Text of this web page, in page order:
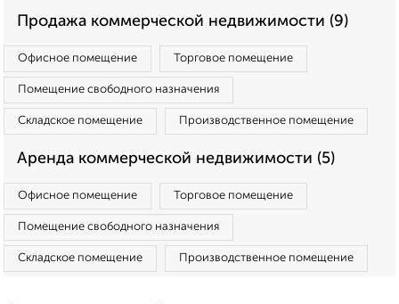
Продажа коммерческой недвижимости (9)
Офисное помещение Торговое помещение
Помещение свободного назначения
Складское помещение Производственное помещение
Аренда коммерческой недвижимости (5)
Офисное помещение Торговое помещение
Помещение свободного назначения
Складское помещение Производственное помещение